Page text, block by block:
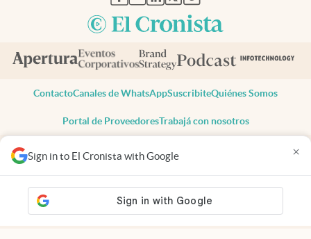
Sign in to El Cronista with Google ×
ContactoCanales de WhatsAppSuscribiteQuiénes Somos
Portal de ProveedoresTrabajá con nosotros
Todos los derechos reservados
Privacidad
Consentimiento
Tel:+54 11 7078-3270